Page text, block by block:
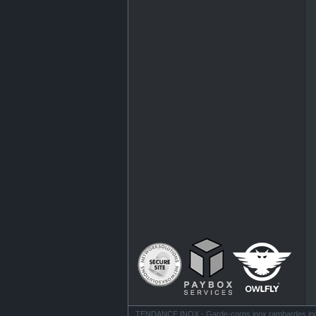
TENDANCE INOX - Garde-corps inox rambardes